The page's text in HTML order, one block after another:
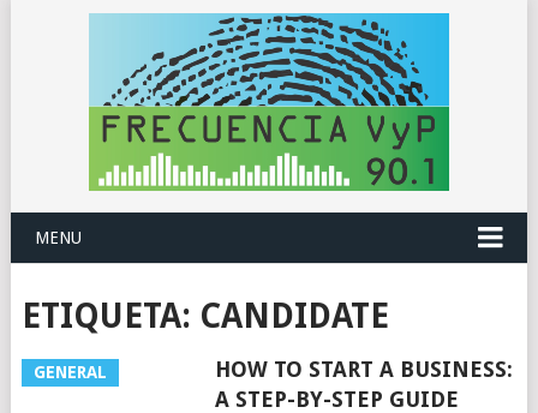
MENU
ETIQUETA: CANDIDATE
GENERAL
HOW TO START A BUSINESS:
A STEP-BY-STEP GUIDE